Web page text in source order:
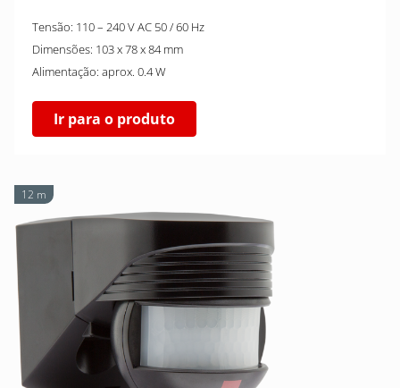
Tensão: 110 – 240 V AC 50 / 60 Hz
Dimensões: 103 x 78 x 84 mm
Alimentação: aprox. 0.4 W
Ir para o produto
12 m